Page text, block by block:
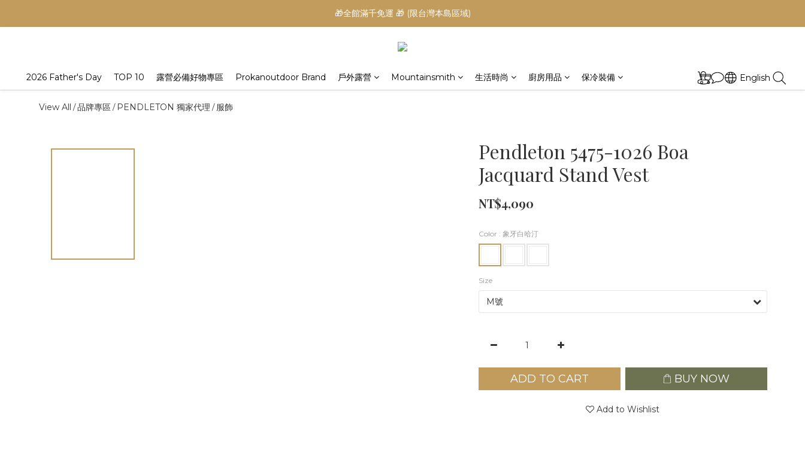
🎁全館滿千免運 🎁 (限台灣本島區域)
2026 Father's Day TOP 10 露營必備好物專區 Prokanoutdoor Brand 戶外露營 Mountainsmith 生活時尚 廚房用品 保冷裝備 English
View All /品牌專區/ PENDLETON 獨家代理 /服飾
Pendleton 5475-1026 Boa
Jacquard Stand Vest
NT$4,090
Color : 象牙白哈汀
Size
ADD TO CART BUY NOW
Add to Wishlist